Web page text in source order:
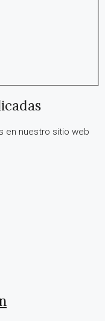
en nuestro sitio web